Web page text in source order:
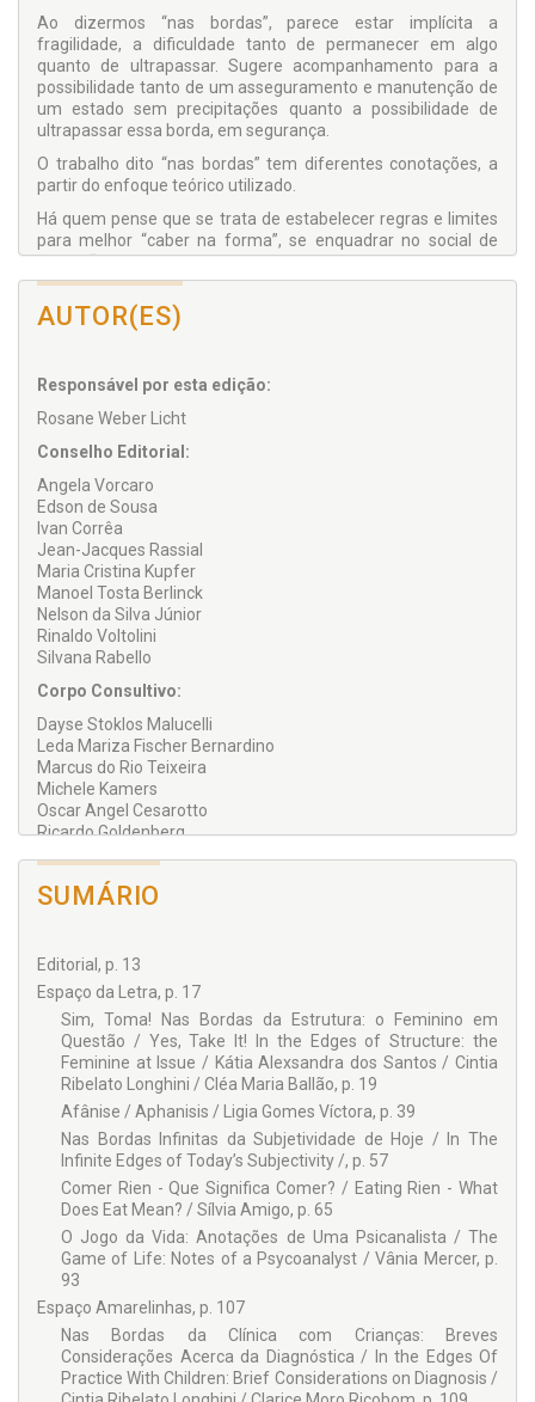
Ao dizermos “nas bordas”, parece estar implícita a
fragilidade, a dificuldade tanto de permanecer em algo
quanto de ultrapassar. Sugere acompanhamento para a
possibilidade tanto de um asseguramento e manutenção de
um estado sem precipitações quanto a possibilidade de
ultrapassar essa borda, em segurança.
O trabalho dito “nas bordas” tem diferentes conotações, a
partir do enfoque teórico utilizado.
Há quem pense que se trata de estabelecer regras e limites
para melhor “caber na forma”, se enquadrar no social de
forma “politicamente correta”. Por sorte, há quem acredita e
insiste na possibilidade de dar espaço para cada um ir, não
somente até onde consiga, mas principalmente até onde
queira. Levando o tempo necessário para que o próprio
Nos textos a seguir, contamos com excelentes textos, que
AUTOR(ES)
Responsável por esta edição:
Rosane Weber Licht
Conselho Editorial:
Angela Vorcaro
Edson de Sousa
Ivan Corrêa
Jean-Jacques Rassial
Maria Cristina Kupfer
Manoel Tosta Berlinck
Nelson da Silva Júnior
Rinaldo Voltolini
Silvana Rabello
Corpo Consultivo:
Dayse Stoklos Malucelli
Leda Mariza Fischer Bernardino
Marcus do Rio Teixeira
Michele Kamers
Oscar Angel Cesarotto
Ricardo Goldenberg
Colaboradores:
Camila Zoschke Freire
Cintia Ribelato Longhini
Cintia Ribelato Longhini
Clarice Moro Ricobom
Cléa Maria Ballão
Espaço de Interlocução
Fernanda Judite de Camargo Marques
Kátia Alexsandra dos Santos
Ligia Gomes Víctora
Marcia Salete Wisniewski Schaly
Maria Augusta de Mendonça Guimarães
Maria Fernanda Liberato Beduschi
Rosa Maria Marini Mariotto
Rosa Maria Mariotto
Sílvia Amigo
Simoni Regina Cousseau Coletti
Vânia Mercer
SUMÁRIO
Editorial, p. 13
Espaço da Letra, p. 17
Sim, Toma! Nas Bordas da Estrutura: o Feminino em
Questão / Yes, Take It! In the Edges of Structure: the
Feminine at Issue / Kátia Alexsandra dos Santos / Cintia
Ribelato Longhini / Cléa Maria Ballão, p. 19
Afânise / Aphanisis / Ligia Gomes Víctora, p. 39
Nas Bordas Infinitas da Subjetividade de Hoje / In The
Infinite Edges of Today’s Subjectivity /, p. 57
Comer Rien - Que Significa Comer? / Eating Rien - What
Does Eat Mean? / Sílvia Amigo, p. 65
O Jogo da Vida: Anotações de Uma Psicanalista / The
Game of Life: Notes of a Psycoanalyst / Vânia Mercer, p.
93
Espaço Amarelinhas, p. 107
Nas Bordas da Clínica com Crianças: Breves
Considerações Acerca da Diagnóstica / In the Edges Of
Practice With Children: Brief Considerations on Diagnosis /